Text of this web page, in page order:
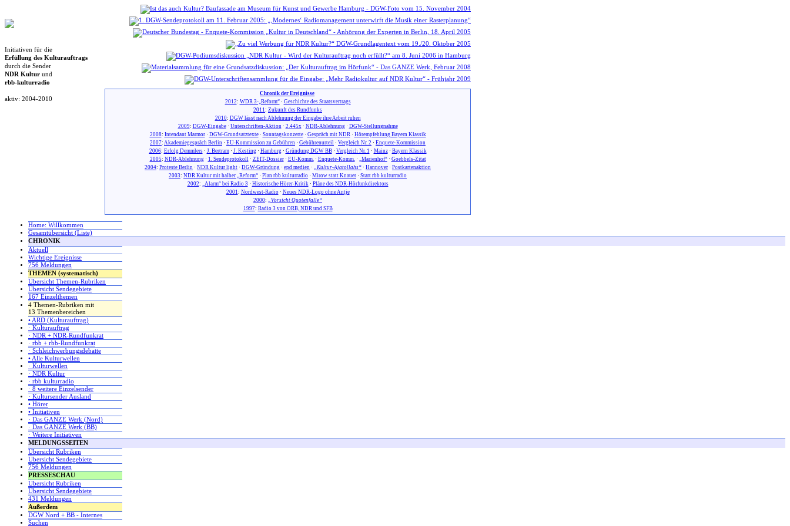
Initiativen für die
Erfüllung des Kulturauftrags
durch die Sender
NDR Kultur und
rbb-kulturradio
aktiv: 2004-2010
Chronik der Ereignisse
2012: WDR 3-„Reform“· Geschichte des Staatsvertrags
2011: Zukunft des Rundfunks
2010: DGW lässt nach Ablehnung der Eingabe ihre Arbeit ruhen
2009: DGW-Eingabe· Unterschriften-Aktion· 2.445x· NDR-Ablehnung· DGW-Stellungnahme
2008: Intendant Marmor· DGW-Grundsatztexte· Sonntagskonzerte· Gespräch mit NDR· Hörempfehlung Bayern Klassik
2007: Akademiegespräch Berlin · EU-Kommission zu Gebühren · Gebührenurteil · Vergleich Nr. 2 · Enquete-Kommission
2006: Erfolg Demmlers· J. Bertram· J. Kesting· Hamburg· Gründung DGW BB· Vergleich Nr. 1 · Mainz· Bayern Klassik
2005: NDR-Ablehnung· 1. Sendeprotokoll· ZEIT-Dossier· EU-Komm.· Enquete-Komm.· „Marienhof“· Goebbels-Zitat
2004: Proteste Berlin · NDR Kultur light · DGW-Gründung · epd medien · „Kultur-Ajatollahs“ · Hannover · Postkartenaktion
2003: NDR Kultur mit halber „Reform“ · Plan rbb kulturradio · Mirow statt Knauer · Start rbb kulturradio
2002: „Alarm“ bei Radio 3 · Historische Hörer-Kritik· Pläne des NDR-Hörfunkdirektors
2001: Nordwest-Radio· Neues NDR-Logo ohne Antje
2000: „Vorsicht Quotenfalle“
1997: Radio 3 von ORB, NDR und SFB
Home: Willkommen
Gesamtübersicht (Liste)
CHRONIK
Aktuell
Wichtige Ereignisse
756 Meldungen
THEMEN (systematisch)
Übersicht Themen-Rubriken
Übersicht Sendegebiete
167 Einzelthemen
4 Themen-Rubriken mit
13 Themenbereichen
• ARD (Kulturauftrag)
· Kulturauftrag
· NDR + NDR-Rundfunkrat
· rbb + rbb-Rundfunkrat
· Schleichwerbungsdebatte
• Alle Kulturwellen
· Kulturwellen
· NDR Kultur
· rbb kulturradio
· 8 weitere Einzelsender
· Kultursender Ausland
• Hörer
• Initiativen
· Das GANZE Werk (Nord)
· Das GANZE Werk (BB)
· Weitere Initiativen
MELDUNGSSEITEN
Übersicht Rubriken
Übersicht Sendegebiete
756 Meldungen
PRESSESCHAU
Übersicht Rubriken
Übersicht Sendegebiete
431 Meldungen
Außerdem
DGW Nord + BB - Internes
Suchen